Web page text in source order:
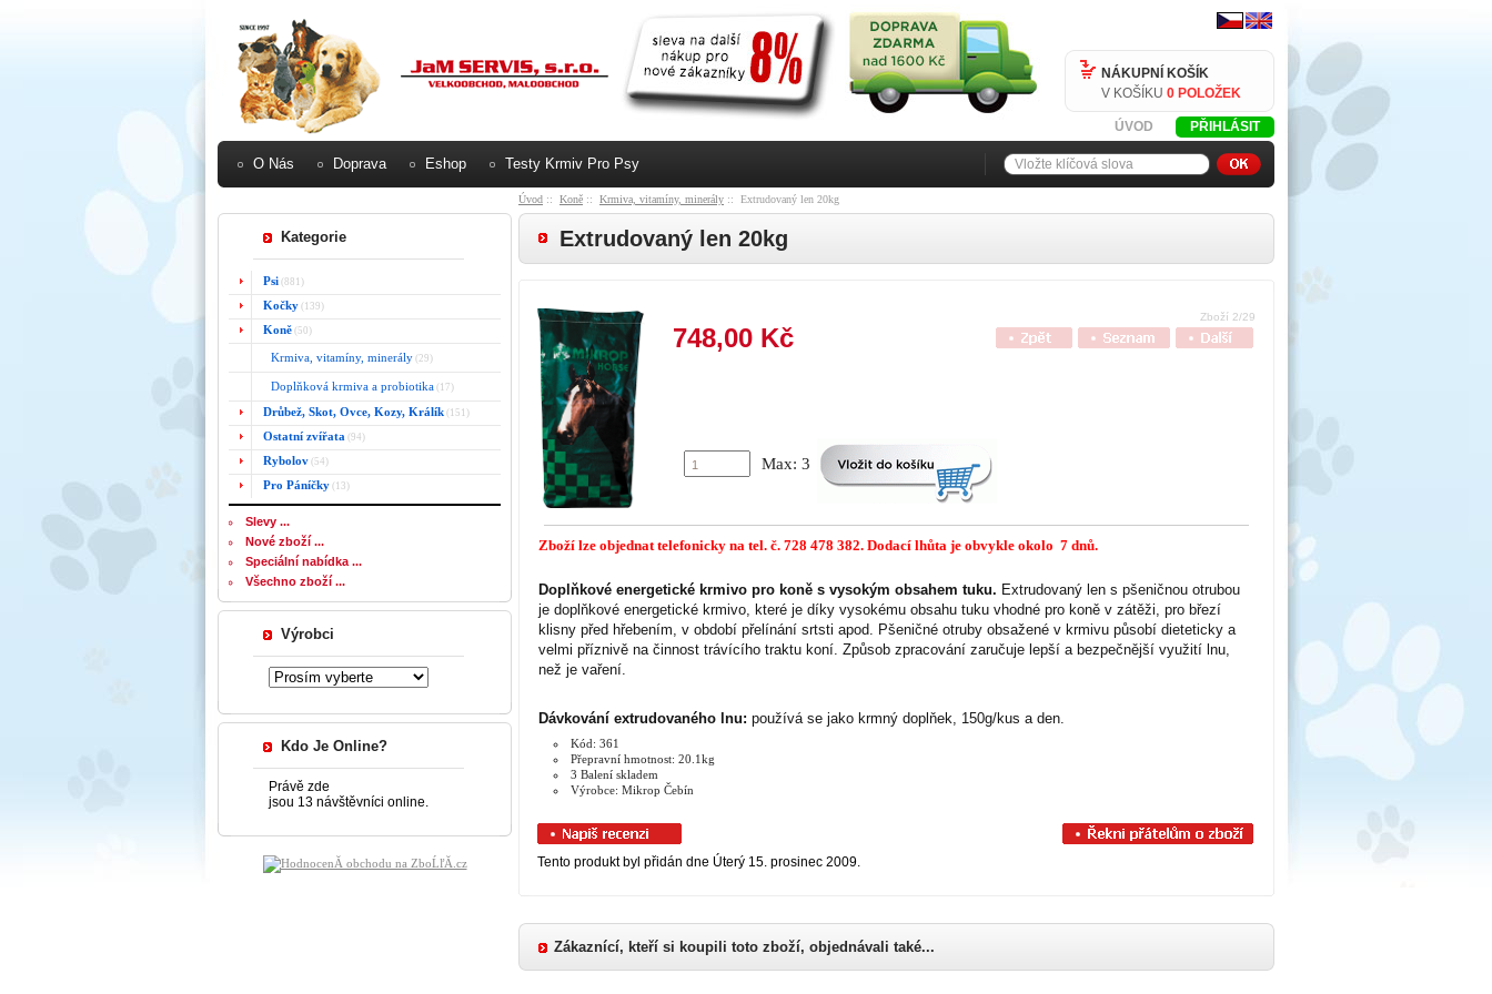
NÁKUPNÍ KOŠÍK
V KOŠÍKU 0 POLOŽEK
PŘIHLÁSIT
ÚVOD
O Nás Doprava Eshop Testy Krmiv Pro Psy
Kategorie
Psi (881)
Kočky (139)
Koně (50)
Krmiva, vitamíny, minerály (29)
Doplňková krmiva a probiotika (17)
Drůbež, Skot, Ovce, Kozy, Králík (151)
Ostatní zvířata (94)
Rybolov (54)
Pro Páníčky (13)
Slevy ...
Nové zboží ...
Speciální nabídka ...
Všechno zboží ...
Výrobci
Kdo Je Online?
Právě zde
jsou 13 návštěvníci online.
Úvod :: Koně :: Krmiva, vitamíny, minerály :: Extrudovaný len 20kg
Extrudovaný len 20kg
Zboží 2/29
748,00 Kč
Max: 3
Zboží lze objednat telefonicky na tel. č. 728 478 382. Dodací lhůta je obvykle okolo 7 dnů.
Doplňkové energetické krmivo pro koně s vysokým obsahem tuku. Extrudovaný len s pšeničnou otrubou
je doplňkové energetické krmivo, které je díky vysokému obsahu tuku vhodné pro koně v zátěži, pro březí
klisny před hřebením, v období přelínání srtsti apod. Pšeničné otruby obsažené v krmivu působí dieteticky a
velmi příznivě na činnost trávícího traktu koní. Způsob zpracování zaručuje lepší a bezpečnější využití lnu,
než je vaření.
Dávkování extrudovaného lnu: používá se jako krmný doplňek, 150g/kus a den.
Kód: 361
Přepravní hmotnost: 20.1kg
3 Balení skladem
Výrobce: Mikrop Čebín
Tento produkt byl přidán dne Úterý 15. prosinec 2009.
Zákaznící, kteří si koupili toto zboží, objednávali také...